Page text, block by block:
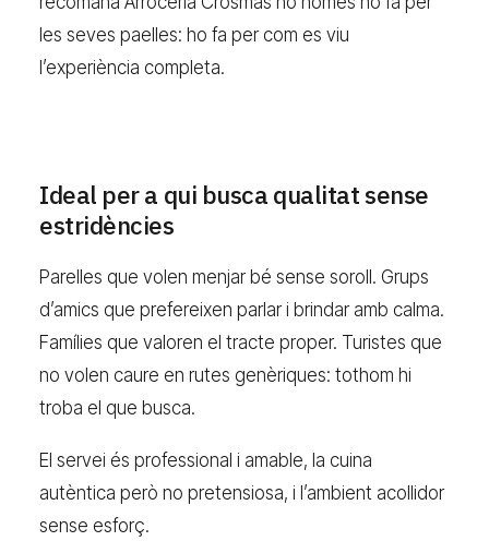
les seves paelles: ho fa per com es viu
l’experiència completa.
Ideal per a qui busca qualitat sense
estridències
Parelles que volen menjar bé sense soroll. Grups
d’amics que prefereixen parlar i brindar amb calma.
Famílies que valoren el tracte proper. Turistes que
no volen caure en rutes genèriques: tothom hi
troba el que busca.
El servei és professional i amable, la cuina
autèntica però no pretensiosa, i l’ambient acollidor
sense esforç.